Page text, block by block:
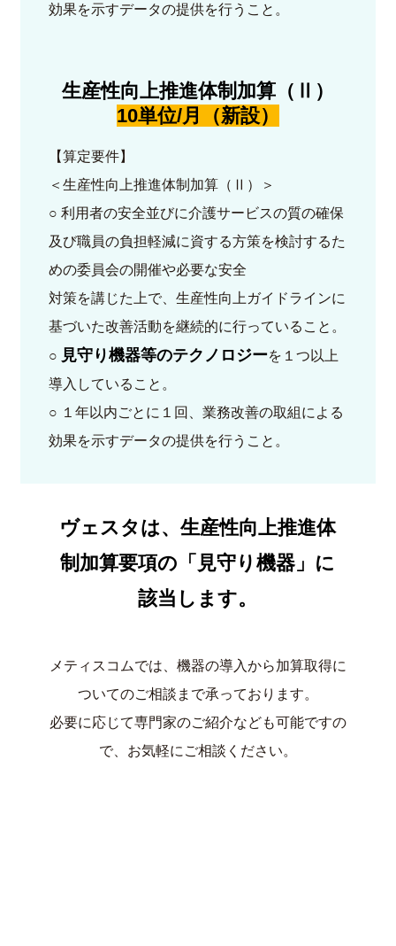
効果を示すデータの提供を行うこと。
生産性向上推進体制加算（Ⅱ）
10単位/月（新設）
【算定要件】
＜生産性向上推進体制加算（Ⅱ）＞
○ 利用者の安全並びに介護サービスの質の確保
及び職員の負担軽減に資する方策を検討するた
めの委員会の開催や必要な安全
対策を講じた上で、生産性向上ガイドラインに
基づいた改善活動を継続的に行っていること。
○ 見守り機器等のテクノロジーを１つ以上
導入していること。
○ １年以内ごとに１回、業務改善の取組による
効果を示すデータの提供を行うこと。
ヴェスタは、生産性向上推進体
制加算要項の「見守り機器」に
該当します。
メティスコムでは、機器の導入から加算取得に
ついてのご相談まで承っております。
必要に応じて専門家のご紹介なども可能ですの
で、お気軽にご相談ください。